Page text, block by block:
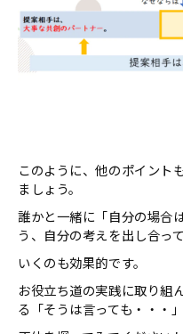
このように、他のポイント
ましょう。
誰かと一緒に「自分の場合
う、自分の考えを出し合って
いくのも効果的です。
お役立ち道の実践に取り組
る「そうは言っても・・・